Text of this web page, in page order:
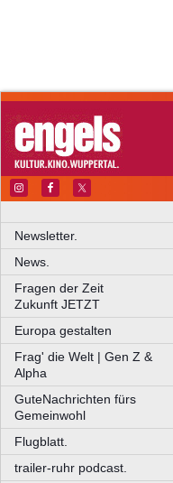
Newsletter.
News.
Fragen der Zeit
Zukunft JETZT
Europa gestalten
Frag' die Welt | Gen Z &
Alpha
GuteNachrichten fürs
Gemeinwohl
Flugblatt.
trailer-ruhr podcast.